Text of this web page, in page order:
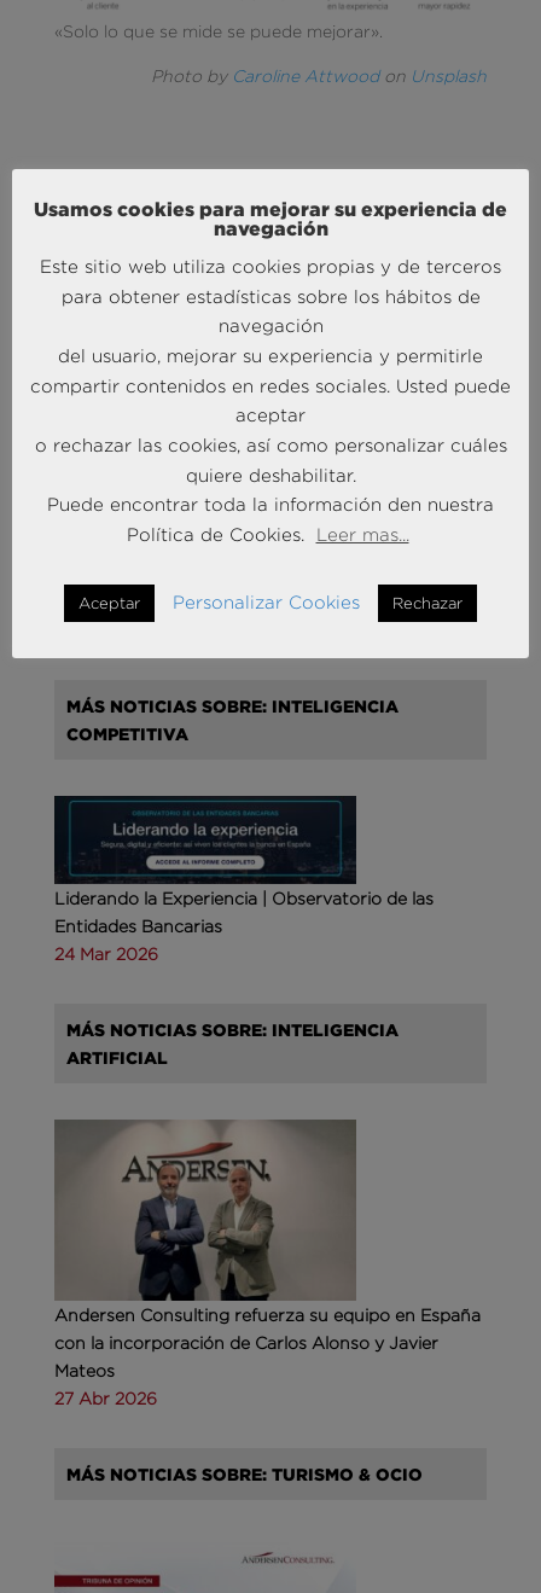
«Solo lo que se mide se puede mejorar».
Photo by Caroline Attwoodon Unsplash
MÁS NOTICIAS SOBRE: ACTUALIDAD
BRAINTRUST
Andersen Consulting refuerza su crecimiento en
como Socio Responsable de Human Capital
MÁS NOTICIAS SOBRE: INTELIGENCIA
COMPETITIVA
Liderando la Experiencia | Observatorio de las
Entidades Bancarias
24 Mar 2026
MÁS NOTICIAS SOBRE: INTELIGENCIA
ARTIFICIAL
Andersen Consulting refuerza su equipo en España
con la incorporación de Carlos Alonso y Javier
Mateos
27 Abr 2026
MÁS NOTICIAS SOBRE: TURISMO & OCIO
Usamos cookies para mejorar su experiencia de
navegación
Este sitio web utiliza cookies propias y de terceros
para obtener estadísticas sobre los hábitos de
navegación
del usuario, mejorar su experiencia y permitirle
compartir contenidos en redes sociales. Usted puede
aceptar
o rechazar las cookies, así como personalizar cuáles
quiere deshabilitar.
Puede encontrar toda la información den nuestra
Política de Cookies.
Leer mas...
Aceptar Personalizar Cookies Rechazar